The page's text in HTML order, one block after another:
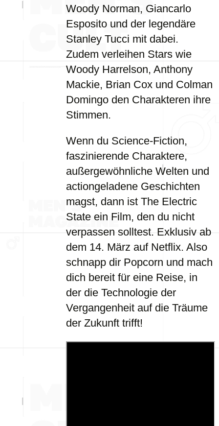
Woody Norman, Giancarlo
Esposito und der legendäre
Stanley Tucci mit dabei.
Zudem verleihen Stars wie
Woody Harrelson, Anthony
Mackie, Brian Cox und Colman
Domingo den Charakteren ihre
Stimmen.
Wenn du Science-Fiction,
faszinierende Charaktere,
außergewöhnliche Welten und
actiongeladene Geschichten
magst, dann ist The Electric
State ein Film, den du nicht
verpassen solltest. Exklusiv ab
dem 14. März auf Netflix. Also
schnapp dir Popcorn und mach
dich bereit für eine Reise, in
der die Technologie der
Vergangenheit auf die Träume
der Zukunft trifft!